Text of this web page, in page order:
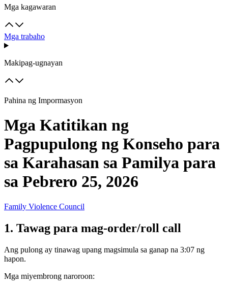
Mga kagawaran
Mga trabaho
Makipag-ugnayan
Pahina ng Impormasyon
Mga Katitikan ng
Pagpupulong ng Konseho para
sa Karahasan sa Pamilya para
sa Pebrero 25, 2026
Family Violence Council
1. Tawag para mag-order/roll call
Ang pulong ay tinawag upang magsimula sa ganap na 3:07 ng
hapon.
Mga miyembrong naroroon: